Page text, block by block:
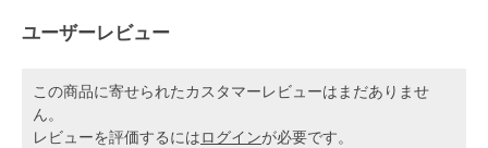
ユーザーレビュー
この商品に寄せられたカスタマーレビューはまだありませ
ん。
レビューを評価するにはログインが必要です。